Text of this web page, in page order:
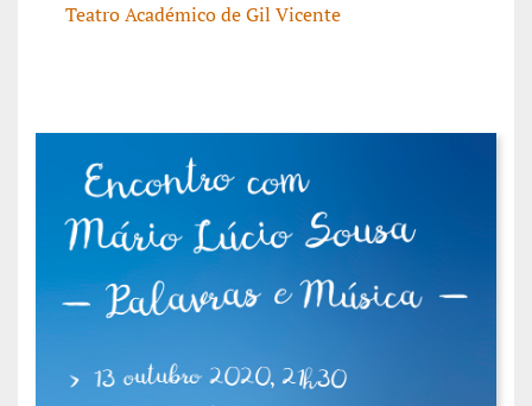
Teatro Académico de Gil Vicente